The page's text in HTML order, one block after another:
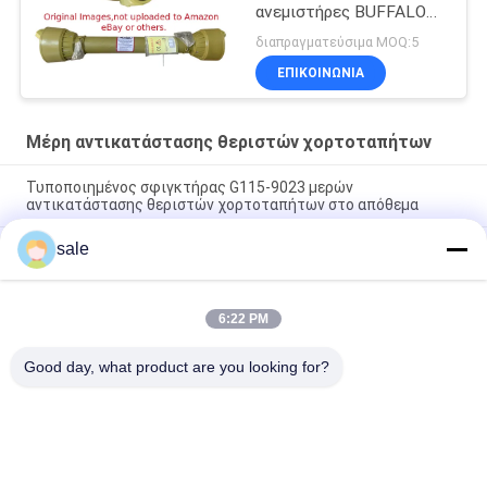
ανεμιστήρες BUFFALO
τακτοποιήσεων άξονων
G1553
διαπραγματεύσιμα MOQ:5
ΕΠΙΚΟΙΝΩΝΊΑ
Μέρη αντικατάστασης θεριστών χορτοταπήτων
Τυποποιημένος σφιγκτήρας G115-9023 μερών
αντικατάστασης θεριστών χορτοταπήτων στο απόθεμα
Τυποποιημένες τακτοποιήσεις Deere σφιγκτηρών
GAET11311 μερών αντικατάστασης θεριστών χορτοταπήτων
μεγέθους
Αντικατασκευαστικά εξαρτήματα για κουρελιές γκαζόν
sale
6:22 PM
Good day, what product are you looking for?